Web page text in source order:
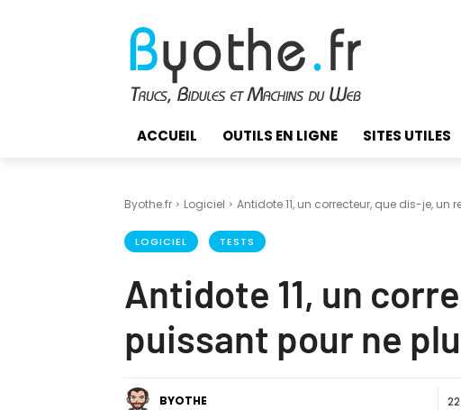
ACCUEIL OUTILS EN LIGNE SITES UTILES
Byothe.fr Logiciel Antidote 11, un correcteur, que dis-je, un
LOGICIEL TESTS
Antidote 11, un
puissant pour ne
BYOTHE